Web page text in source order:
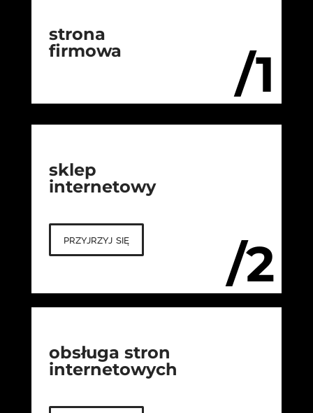
/1
strona
firmowa
/2
sklep
internetowy
przyjrzyj się
obsługa stron
internetowych